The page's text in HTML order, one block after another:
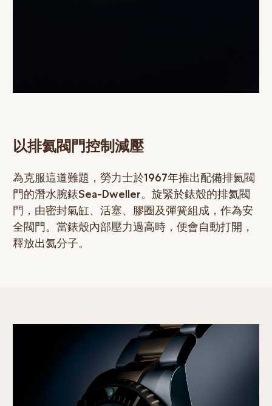
以排氦閥門控制減壓
為克服這道難題，勞力士於1967年推出配備排氦閥
門的潛水腕錶Sea-Dweller。旋緊於錶殼的排氦閥
門，由密封氣缸、活塞、膠圈及彈簧組成，作為安
全閥門。當錶殼內部壓力過高時，便會自動打開，
釋放出氦分子。